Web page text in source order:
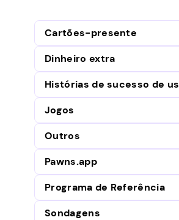
Cartões-presente
Dinheiro extra
Histórias de sucesso de
Jogos
Outros
Pawns.app
Programa de Referência
Sondagens